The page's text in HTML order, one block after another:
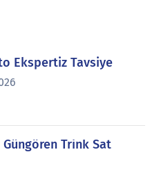
Ekspertiz Tavsiye
Trink Sat